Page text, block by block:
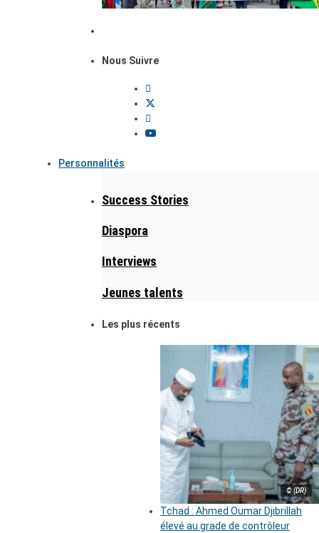
Nous Suivre
Personnalités
Success Stories
Diaspora
Interviews
Jeunes talents
Les plus récents
© (DR)
Tchad : Ahmed Oumar Djibrillah
élevé au grade de contrôleur